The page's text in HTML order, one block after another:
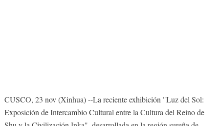
CUSCO, 23 nov (Xinhua) --La reciente exhibición "Luz del Sol:
Exposición de Intercambio Cultural entre la Cultura del Reino de